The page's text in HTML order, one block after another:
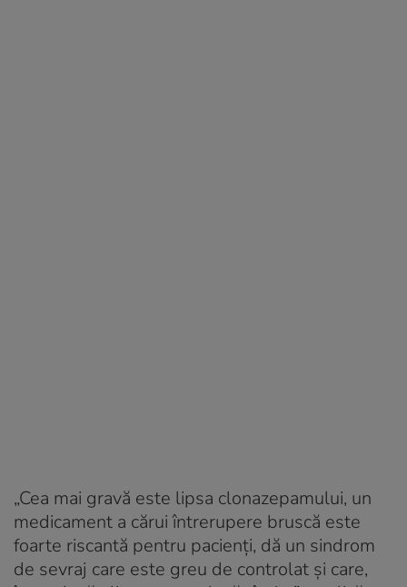
„Cea mai gravă este lipsa clonazepamului, un
medicament a cărui întrerupere bruscă este
foarte riscantă pentru pacienţi, dă un sindrom
de sevraj care este greu de controlat şi care,